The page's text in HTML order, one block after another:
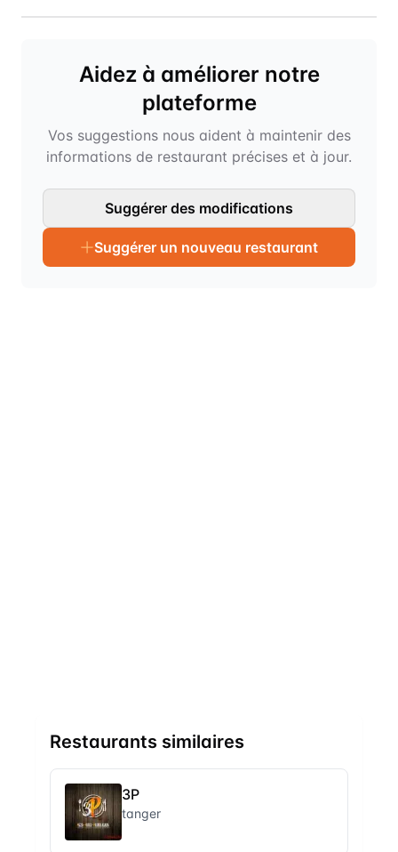
Aidez à améliorer notre
plateforme
Vos suggestions nous aident à maintenir des
informations de restaurant précises et à jour.
Suggérer des modifications
Suggérer un nouveau restaurant
Restaurants similaires
3P
tanger